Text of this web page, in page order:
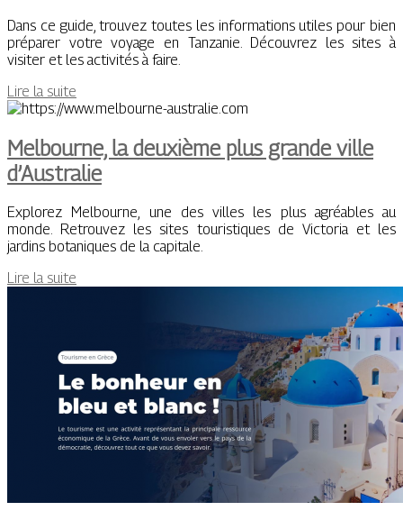
Dans ce guide, trouvez toutes les informations utiles pour bien
préparer votre voyage en Tanzanie. Découvrez les sites à
visiter et les activités à faire.
Lire la suite
Melbourne, la deuxième plus grande ville
d’Australie
Explorez Melbourne, une des villes les plus agréables au
monde. Retrouvez les sites touristiques de Victoria et les
jardins botaniques de la capitale.
Lire la suite